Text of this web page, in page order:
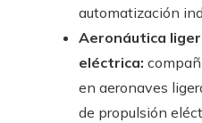
automatización
Aeronáutica
eléctrica:
en aeronaves
de propulsión